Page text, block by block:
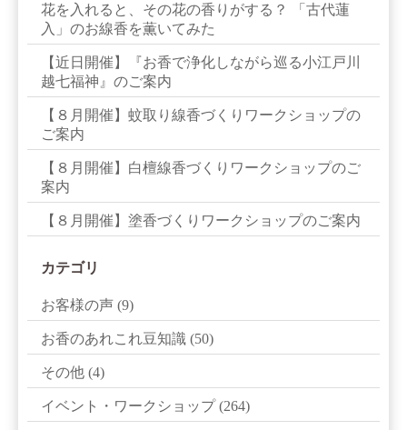
花を入れると、その花の香りがする？ 「古代蓮
入」のお線香を薫いてみた
【近日開催】『お香で浄化しながら巡る小江戸川
越七福神』のご案内
【８月開催】蚊取り線香づくりワークショップの
ご案内
【８月開催】白檀線香づくりワークショップのご
案内
【８月開催】塗香づくりワークショップのご案内
カテゴリ
お客様の声 (9)
お香のあれこれ豆知識 (50)
その他 (4)
イベント・ワークショップ(264)